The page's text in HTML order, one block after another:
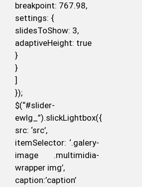
breakpoint: 767.98,
settings: {
slidesToShow: 3,
adaptiveHeight: true
}
}
]
});
$(“#slider-
ewlg_”).slickLightbox({
src: ‘src’,
itemSelector: ‘.galery-
image .multimidia-
wrapper img’,
caption:’caption’